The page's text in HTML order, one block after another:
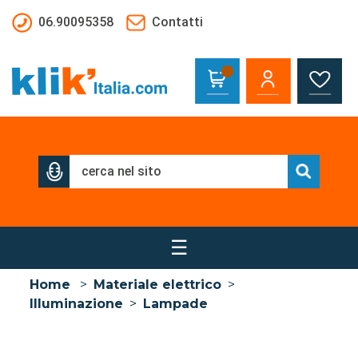
06.90095358
Contatti
☰
Home > Materiale elettrico >
Illuminazione > Lampade